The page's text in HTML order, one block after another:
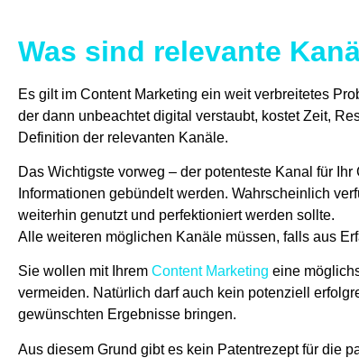
Was sind relevante
Es gilt im Content Marketing ein weit verbreitetes
der dann unbeachtet digital verstaubt, kostet Zeit,
Definition der relevanten Kanäle.
Das Wichtigste vorweg – der potenteste Kanal für
Informationen gebündelt werden. Wahrscheinlich
weiterhin genutzt und perfektioniert werden sollte.
Alle weiteren möglichen Kanäle müssen, falls aus
Sie wollen mit Ihrem Content Marketing eine
vermeiden. Natürlich darf auch kein potenziell
gewünschten Ergebnisse bringen.
Aus diesem Grund gibt es kein Patentrezept für die